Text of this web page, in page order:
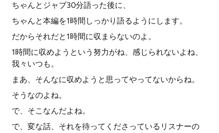
ちゃんとジャブ30分語った後に、
ちゃんと本編を1時間しっかり語るようにします。
だからそれだと1時間に収まらないのよ。
1時間に収めようという努力がね、感じられないよね、
我々いつも。
まあ、そんなに収めようと思ってやってないからね。
そうなのよね。
で、そこなんだよね。
で、変な話、それを待ってくださっているリスナーの